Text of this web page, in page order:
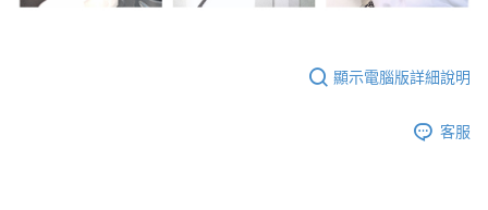
顯示電腦版詳細說明
客服